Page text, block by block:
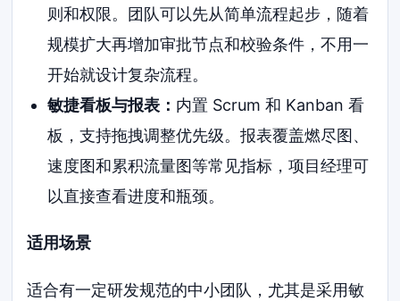
则和权限。团队可以先从简单流程起步，随着
规模扩大再增加审批节点和校验条件，不用一
开始就设计复杂流程。
敏捷看板与报表： 内置 Scrum 和 Kanban 看
板，支持拖拽调整优先级。报表覆盖燃尽图、
速度图和累积流量图等常见指标，项目经理可
以直接查看进度和瓶颈。
适用场景
适合有一定研发规范的中小团队，尤其是采用敏